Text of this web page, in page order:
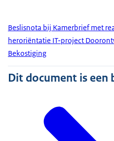
Beslisnota bij Kamerbrief met
heroriëntatie IT-project
Bekostiging
Dit document is een